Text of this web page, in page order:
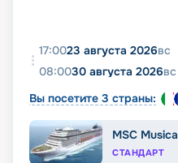
17:0023 августа 2026вс
08:0030 августа 2026вс
Вы посетите 3 страны:
MSC Musica
СТАНДАРТ